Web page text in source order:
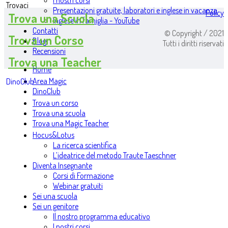
Presentazioni gratuite, laboratori e inglese in vacanza
Inglese in famiglia - YouTube
Contatti
Blog
Recensioni
Home
Area Magic
DinoClub
Trova un corso
Trova una scuola
Trova una Magic Teacher
Hocus&Lotus
La ricerca scientifica
L’ideatrice del metodo Traute Taeschner
Diventa Insegnante
Corsi di Formazione
Webinar gratuiti
Sei una scuola
Sei un genitore
Il nostro programma educativo
Trovaci
Trova una Scuola
Trova un Corso
Trova una Teacher
DinoClub
Policy
© Copyright / 2021
Tutti i diritti riservati